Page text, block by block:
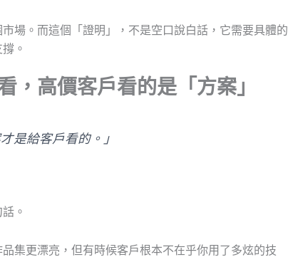
場。而這個「證明」，不是空口說白話，它需要具體的
。
，高價客戶看的是「方案」
是給客戶看的。」
。
集更漂亮，但有時候客戶根本不在乎你用了多炫的技